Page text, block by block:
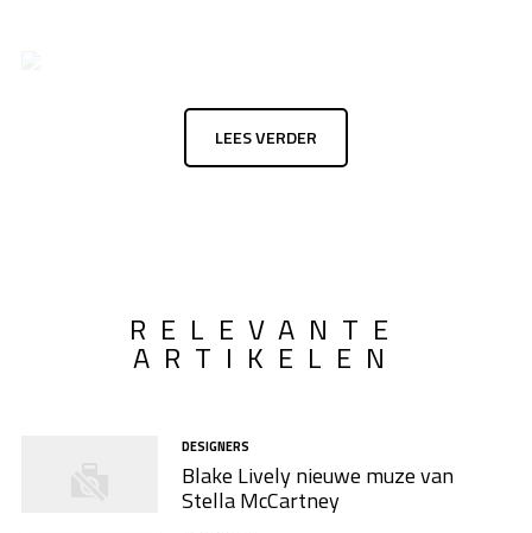
LEES VERDER
RELEVANTE
ARTIKELEN
DESIGNERS
Blake Lively nieuwe muze van
Stella McCartney